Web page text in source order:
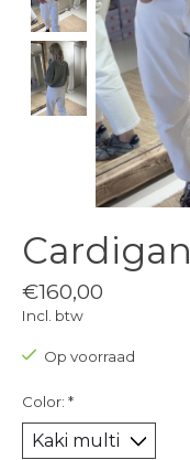
Cardigan
€160,00
Incl. btw
Op voorraad
Color: *